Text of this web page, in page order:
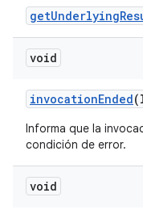
getUnderlying
void
invocationEnded
Informa que la
condición de error.
void